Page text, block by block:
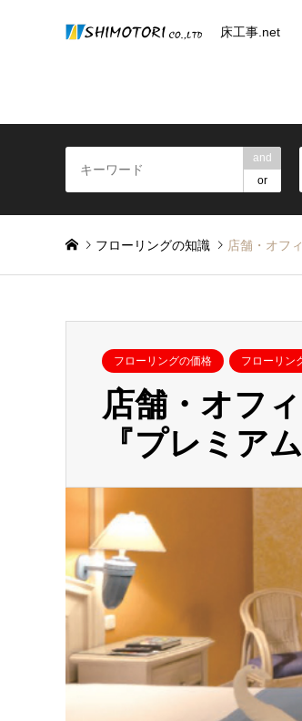
床工事.net
and
or
フローリングの知識 店舗・オフ
フローリングの価格 フローリン
店舗・オフ
『プレミア